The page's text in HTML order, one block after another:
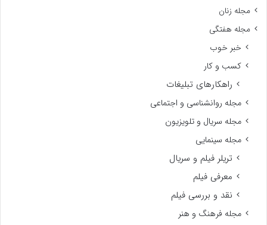
مجله زنان
مجله هفتگی
خبر خوب
کسب و کار
راهکارهای تبلیغات
مجله روانشناسی و اجتماعی
مجله سریال و تلویزیون
مجله سینمایی
تریلر فیلم و سریال
معرفی فیلم
نقد و بررسی فیلم
مجله فرهنگ و هنر